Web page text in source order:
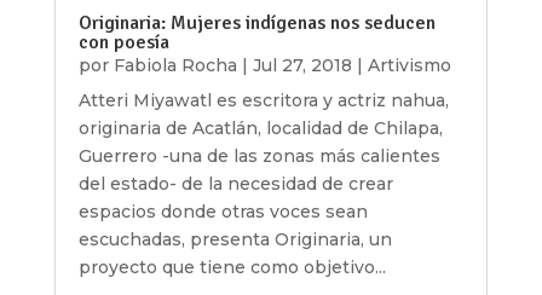
Originaria: Mujeres indígenas nos seducen
con poesía
por Fabiola Rocha Jul 27, 2018
Artivismo
Atteri Miyawatl es escritora y actriz nahua,
originaria de Acatlán, localidad de Chilapa,
Guerrero -una de las zonas más calientes
del estado- de la necesidad de crear
espacios donde otras voces sean
escuchadas, presenta Originaria, un
proyecto que tiene como objetivo...